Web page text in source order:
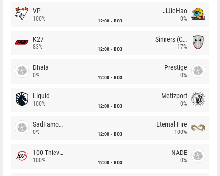
VP
100% 12:00 BO3
JiJieHao
0%
K27
83% 12:00 BO3
Sinners (CZ)
17%
Dhala
0% 12:00 BO3
Prestige
0%
Liquid
100% 12:00 BO3
Metizport
0%
SadFamous
0% 12:00 BO3
Eternal Fire
100%
100 Thieves
100% 12:00 BO3
NADE
0%